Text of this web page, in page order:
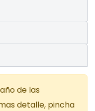
de las
detalle, pincha